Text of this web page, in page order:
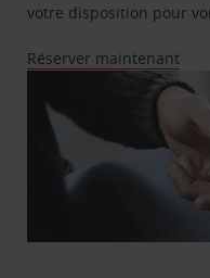
votre disposition pour
Réserver maintenant